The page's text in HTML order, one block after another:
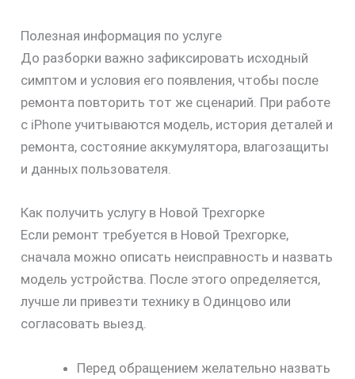
Полезная информация по услуге
До разборки важно зафиксировать исходный
симптом и условия его появления, чтобы после
ремонта повторить тот же сценарий. При работе
с iPhone учитываются модель, история деталей и
ремонта, состояние аккумулятора, влагозащиты
и данных пользователя.
Как получить услугу в Новой Трехгорке
Если ремонт требуется в Новой Трехгорке,
сначала можно описать неисправность и назвать
модель устройства. После этого определяется,
лучше ли привезти технику в Одинцово или
согласовать выезд.
Перед обращением желательно назвать